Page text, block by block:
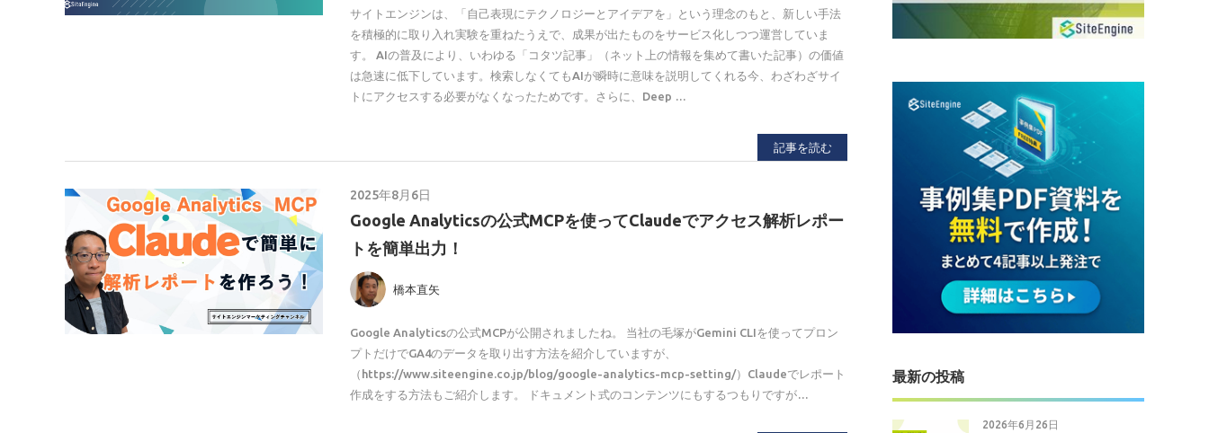
サイトエンジンは、「自己表現にテクノロジーとアイデアを」という理念のもと、新しい手法
を積極的に取り入れ実験を重ねたうえで、成果が出たものをサービス化しつつ運営していま
す。 AIの普及により、いわゆる「コタツ記事」（ネット上の情報を集めて書いた記事）の価値
は急速に低下しています。検索しなくてもAIが瞬時に意味を説明してくれる今、わざわざサイ
トにアクセスする必要がなくなったためです。さらに、Deep …
記事を読む
2025年8月6日
Google Analyticsの公式MCPを使ってClaudeでアクセス解析レポー
トを簡単出力！
橋本直矢
Google Analyticsの公式MCPが公開されましたね。 当社の毛塚がGemini CLIを使ってプロン
プトだけでGA4のデータを取り出す方法を紹介していますが、
（https://www.siteengine.co.jp/blog/google-analytics-mcp-setting/）Claudeでレポート
作成をする方法もご紹介します。 ドキュメント式のコンテンツにもするつもりですが…
最新の投稿
2026年6月26日